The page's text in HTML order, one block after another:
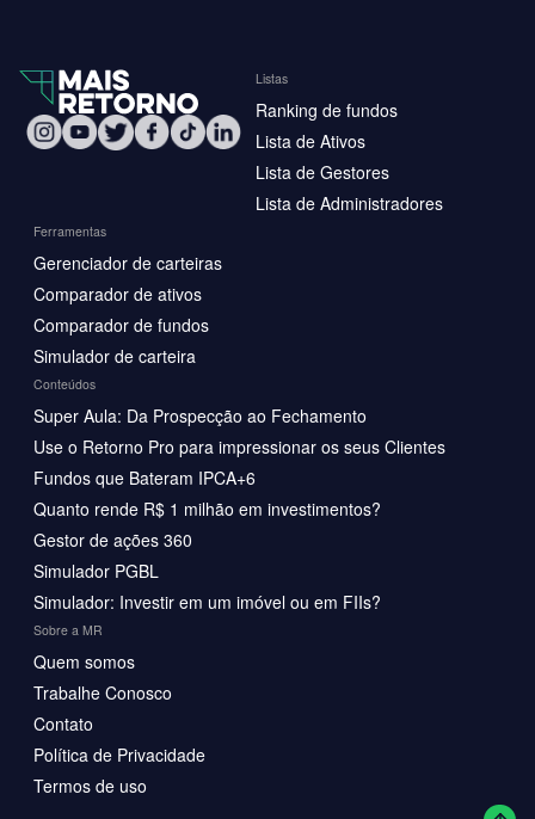
Listas
Ranking de fundos
Lista de Ativos
Lista de Gestores
Lista de Administradores
Ferramentas
Gerenciador de carteiras
Comparador de ativos
Comparador de fundos
Simulador de carteira
Conteúdos
Super Aula: Da Prospecção ao Fechamento
Use o Retorno Pro para impressionar os seus Clientes
Fundos que Bateram IPCA+6
Quanto rende R$ 1 milhão em investimentos?
Gestor de ações 360
Simulador PGBL
Simulador: Investir em um imóvel ou em FIIs?
Sobre a MR
Quem somos
Trabalhe Conosco
Contato
Política de Privacidade
Termos de uso